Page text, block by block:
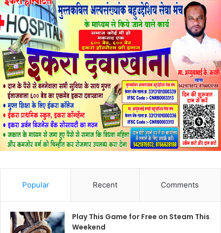
Popular Recent Comments
Play This Game for Free on Steam This
Weekend